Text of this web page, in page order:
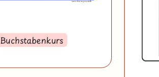
Buchstabenkurs